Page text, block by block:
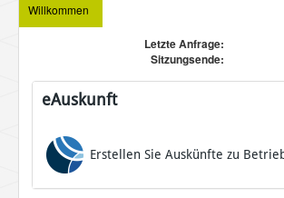
Willkommen
Letzte Anfrage:
Sitzungsende:
eAuskunft
Erstellen Sie Auskünfte zu